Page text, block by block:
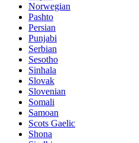
Norwegian
Pashto
Persian
Punjabi
Serbian
Sesotho
Sinhala
Slovak
Slovenian
Somali
Samoan
Scots Gaelic
Shona